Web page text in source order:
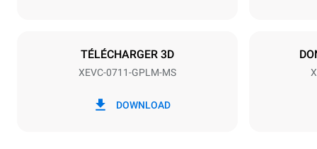
TÉLÉCHARGER 3D
XEVC-0711-GPLM-MS
DOWNLOAD